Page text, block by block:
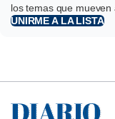
los temas que mueven
UNIRME A LA LISTA